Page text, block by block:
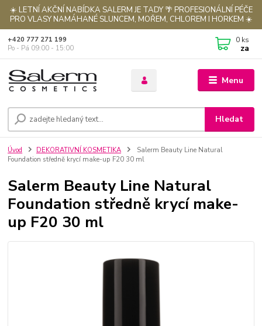
☀️ LETNÍ AKČNÍ NABÍDKA SALERM JE TADY 🌴 PROFESIONÁLNÍ PÉČE
PRO VLASY NAMÁHANÉ SLUNCEM, MOŘEM, CHLOREM I HORKEM ☀️
Menu
Hledat
+420 777 271 199
Po - Pá 09:00 - 15:00
0 ks
za
Úvod DEKORATIVNÍ KOSMETIKA
Salerm Beauty Line Natural
Foundation středně krycí make-up F20 30 ml
Salerm Beauty Line Natural
Foundation středně krycí make-
up F20 30 ml